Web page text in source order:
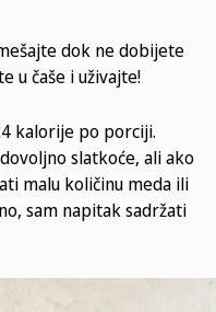
dok ne dobijete
u čaše i uživajte!
kalorije po porciji.
slatkoće, ali ako
malu količinu meda ili
sam napitak sadržati